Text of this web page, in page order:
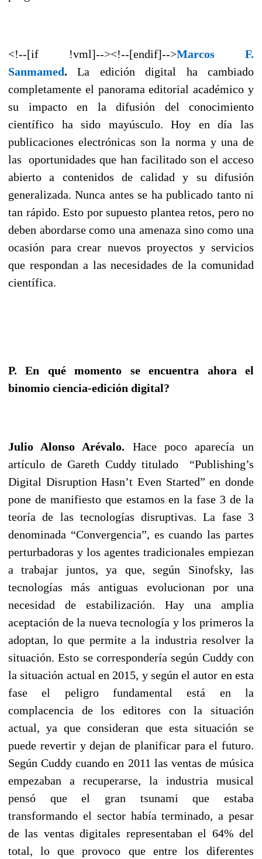
<!--[if !vml]--><!--[endif]-->Marcos F.
Sanmamed. La edición digital ha cambiado
completamente el panorama editorial académico y
su impacto en la difusión del conocimiento
científico ha sido mayúsculo. Hoy en día las
publicaciones electrónicas son la norma y una de
las oportunidades que han facilitado son el acceso
abierto a contenidos de calidad y su difusión
generalizada. Nunca antes se ha publicado tanto ni
tan rápido. Esto por supuesto plantea retos, pero no
deben abordarse como una amenaza sino como una
ocasión para crear nuevos proyectos y servicios
que respondan a las necesidades de la comunidad
científica.
P. En qué momento se encuentra ahora el
binomio ciencia-edición digital?
Julio Alonso Arévalo. Hace poco aparecía un
artículo de Gareth Cuddy titulado “Publishing’s
Digital Disruption Hasn’t Even Started” en donde
pone de manifiesto que estamos en la fase 3 de la
teoría de las tecnologías disruptivas. La fase 3
denominada “Convergencia”, es cuando las partes
perturbadoras y los agentes tradicionales empiezan
a trabajar juntos, ya que, según Sinofsky, las
tecnologías más antiguas evolucionan por una
necesidad de estabilización. Hay una amplia
aceptación de la nueva tecnología y los primeros la
adoptan, lo que permite a la industria resolver la
situación. Esto se correspondería según Cuddy con
la situación actual en 2015, y según el autor en esta
fase el peligro fundamental está en la
complacencia de los editores con la situación
actual, ya que consideran que esta situación se
puede revertir y dejan de planificar para el futuro.
Según Cuddy cuando en 2011 las ventas de música
empezaban a recuperarse, la industria musical
pensó que el gran tsunami que estaba
transformando el sector había terminado, a pesar
de las ventas digitales representaban el 64% del
total, lo que provoco que entre los diferentes